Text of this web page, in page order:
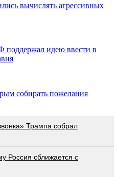
вычислять агрессивных
поддержал идею ввести в
собирать пожелания
Трампа собрал
Россия сближается с